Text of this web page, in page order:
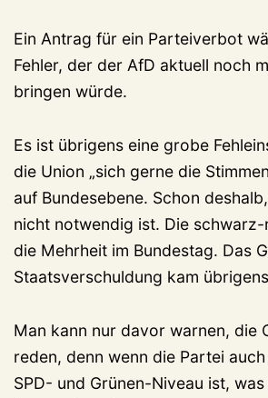
Ein Antrag für ein Parteiverbot
Fehler, der der AfD aktuell noch
bringen würde.
Es ist übrigens eine grobe
die Union „sich gerne die
auf Bundesebene. Schon
nicht notwendig ist. Die
die Mehrheit im Bundestag. Das
Staatsverschuldung kam
Man kann nur davor warnen, die
reden, denn wenn die Partei
SPD- und Grünen-Niveau ist,